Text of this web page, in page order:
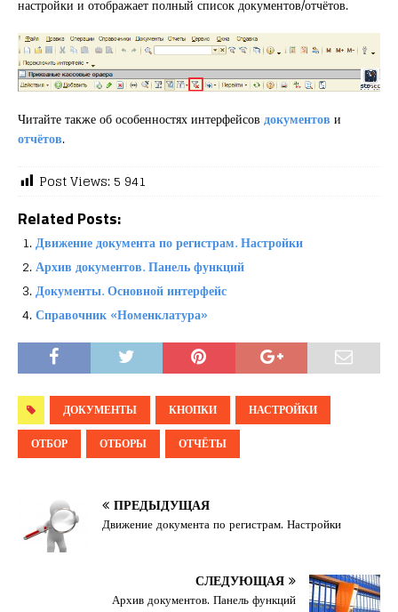
настройки и отображает полный список документов/отчётов.
Читайте также об особенностях интерфейсов документов и
отчётов.
Post Views: 5 941
Related Posts:
Движение документа по регистрам. Настройки
Архив документов. Панель функций
Документы. Основной интерфейс
Справочник «Номенклатура»
ДОКУМЕНТЫ КНОПКИ
НАСТРОЙКИ
ОТБОР
ОТБОРЫ ОТЧЁТЫ
ПРЕДЫДУЩАЯ
Движение документа по регистрам. Настройки
СЛЕДУЮЩАЯ
Архив документов. Панель функций